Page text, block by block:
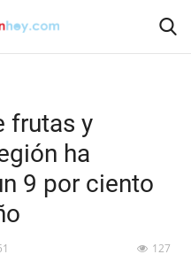
frutas y
ha
9 por ciento
127